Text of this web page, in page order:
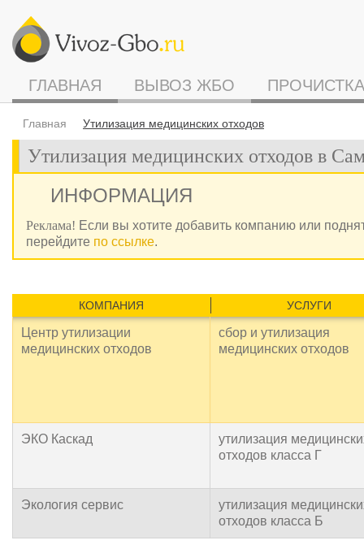
ГЛАВНАЯ ВЫВОЗ ЖБО
Главная Утилизация медицинских отходов
Утилизация медицинских отходов в
ИНФОРМАЦИЯ
Реклама! Если вы хотите добавить компанию или
перейдите по ссылке.
КОМПАНИЯ УСЛУГИ
Центр утилизации
медицинских отходов
сбор и утилизация
медицинских отходов
ЭКО Каскад
утилизация
отходов класса Г
Экология сервис
утилизация
отходов класса Б